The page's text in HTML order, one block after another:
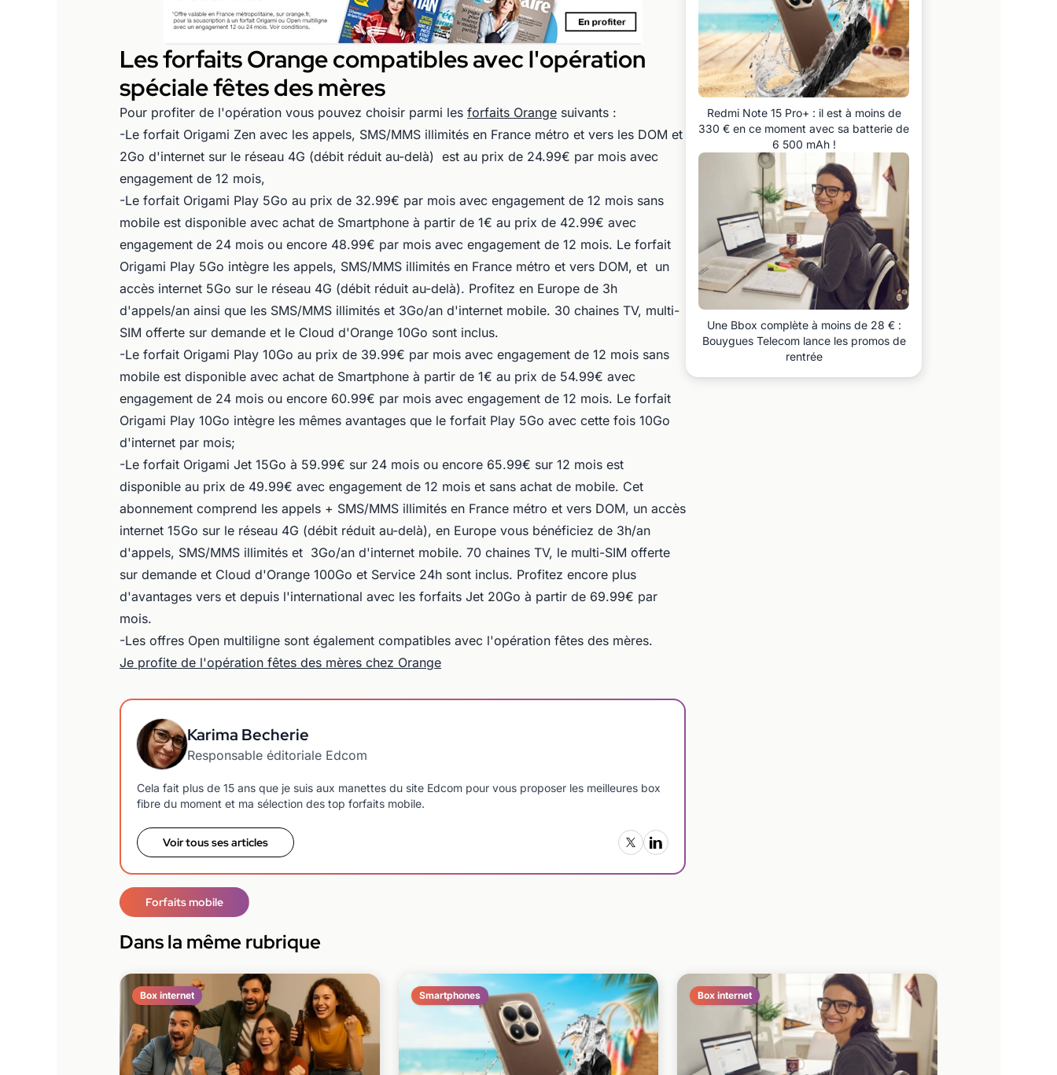
Les forfaits Orange compatibles avec l'opération
spéciale fêtes des mères
Pour profiter de l'opération vous pouvez choisir parmi les forfaits Orange suivants :
-Le forfait Origami Zen avec les appels, SMS/MMS illimités en France métro et vers les DOM et
2Go d'internet sur le réseau 4G (débit réduit au-delà) est au prix de 24.99€ par mois avec
engagement de 12 mois,
-Le forfait Origami Play 5Go au prix de 32.99€ par mois avec engagement de 12 mois sans
mobile est disponible avec achat de Smartphone à partir de 1€ au prix de 42.99€ avec
engagement de 24 mois ou encore 48.99€ par mois avec engagement de 12 mois. Le forfait
Origami Play 5Go intègre les appels, SMS/MMS illimités en France métro et vers DOM, et un
accès internet 5Go sur le réseau 4G (débit réduit au-delà). Profitez en Europe de 3h
d'appels/an ainsi que les SMS/MMS illimités et 3Go/an d'internet mobile. 30 chaines TV, multi-
SIM offerte sur demande et le Cloud d'Orange 10Go sont inclus.
-Le forfait Origami Play 10Go au prix de 39.99€ par mois avec engagement de 12 mois sans
mobile est disponible avec achat de Smartphone à partir de 1€ au prix de 54.99€ avec
engagement de 24 mois ou encore 60.99€ par mois avec engagement de 12 mois. Le forfait
Origami Play 10Go intègre les mêmes avantages que le forfait Play 5Go avec cette fois 10Go
d'internet par mois;
-Le forfait Origami Jet 15Go à 59.99€ sur 24 mois ou encore 65.99€ sur 12 mois est
disponible au prix de 49.99€ avec engagement de 12 mois et sans achat de mobile. Cet
abonnement comprend les appels + SMS/MMS illimités en France métro et vers DOM, un accès
internet 15Go sur le réseau 4G (débit réduit au-delà), en Europe vous bénéficiez de 3h/an
d'appels, SMS/MMS illimités et 3Go/an d'internet mobile. 70 chaines TV, le multi-SIM offerte
sur demande et Cloud d'Orange 100Go et Service 24h sont inclus. Profitez encore plus
d'avantages vers et depuis l'international avec les forfaits Jet 20Go à partir de 69.99€ par
mois.
-Les offres Open multiligne sont également compatibles avec l'opération fêtes des mères.
Je profite de l'opération fêtes des mères chez Orange
Karima Becherie
Responsable éditoriale Edcom
Cela fait plus de 15 ans que je suis aux manettes du site Edcom pour vous proposer les meilleures box
fibre du moment et ma sélection des top forfaits mobile.
Voir tous ses articles
Forfaits mobile
Redmi Note 15 Pro+ : il est à moins de
330 € en ce moment avec sa batterie de
6 500 mAh !
Une Bbox complète à moins de 28 € :
Bouygues Telecom lance les promos de
rentrée
Dans la même rubrique
Box internet Smartphones Box internet